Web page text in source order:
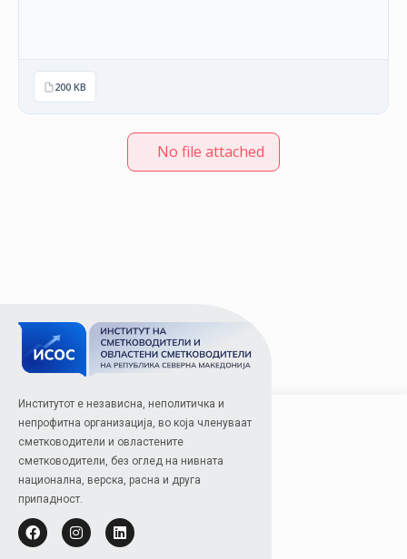
200 KB
No file attached
Институтот е независна, неполитичка и
непрофитна организација, во која членуваат
сметководители и овластените
сметководители, без оглед на нивната
национална, верска, расна и друга
припадност.